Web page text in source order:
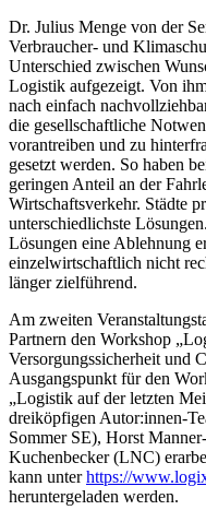
Dr. Julius Menge von der
Verbraucher- und
Unterschied zwischen
Logistik aufgezeigt. Von
nach einfach
die gesellschaftliche
vorantreiben und zu
gesetzt werden. So haben
geringen Anteil an der
Wirtschaftsverkehr. Städte
unterschiedlichste
Lösungen eine Ablehnung
einzelwirtschaftlich nicht
länger zielführend.
Am zweiten
Partnern den Workshop
Versorgungssicherheit und
Ausgangspunkt für den
„Logistik auf der letzten
dreiköpfigen Autor:innen-
Sommer SE), Horst
Kuchenbecker (LNC)
kann unterhttps://
heruntergeladen werden.